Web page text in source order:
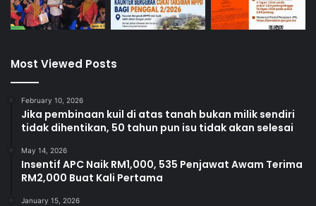
Most Viewed Posts
February 10, 2026
Jika pembinaan kuil di atas tanah bukan milik sendiri
tidak dihentikan, 50 tahun pun isu tidak akan selesai
May 14, 2026
Insentif APC Naik RM1,000, 535 Penjawat Awam Terima
RM2,000 Buat Kali Pertama
January 15, 2026